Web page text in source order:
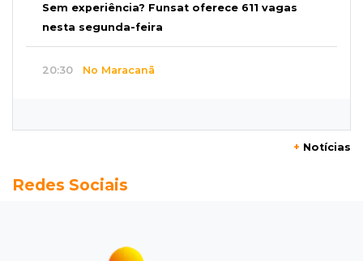
Sem experiência? Funsat oferece 611 vagas
nesta segunda-feira
20:30 No Maracanã
Seleções em MS têm salários de até R$ 8,2 mil;
Jardim Itatiaia
+ Notícias
Redes Sociais